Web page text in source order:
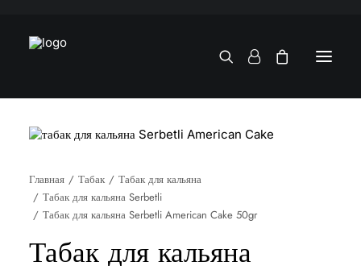
Главная Табак
Табак для кальяна
Табак для кальяна Serbetli
Табак для кальяна Serbetli American Cake 50gr
Табак для кальяна